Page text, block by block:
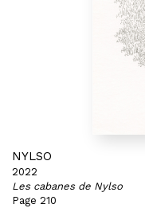
NYLSO
2022
Les cabanes de Nylso
Page 210